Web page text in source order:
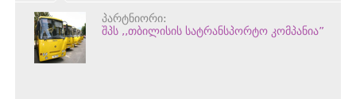
პარტნიორი:
შპს ,,თბილისის სატრანსპორტო კომპანია”